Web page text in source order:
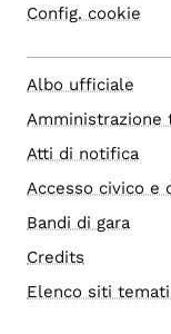
Config. cookie
Albo ufficiale
Amministrazione
Atti di notifica
Accesso civico e
Bandi di gara
Credits
Elenco siti